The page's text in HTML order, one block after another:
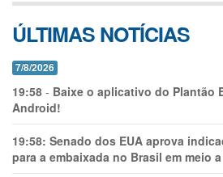
ÚLTIMAS NOTÍCIAS
7/8/2026
19:58 - Baixe o aplicativo do Plantão
Android!
19:58: Senado dos EUA aprova
para a embaixada no Brasil em meio